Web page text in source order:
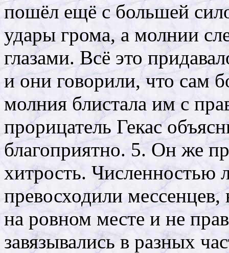
пошёл ещё с большей
удары грома, а молнии
глазами. Всё это
и они говорили, что сам
молния блистала им с
прорицатель Гекас
благоприятно. 5. Он же
хитрость. Численностью
превосходили
на ровном месте и не
завязывались в разных